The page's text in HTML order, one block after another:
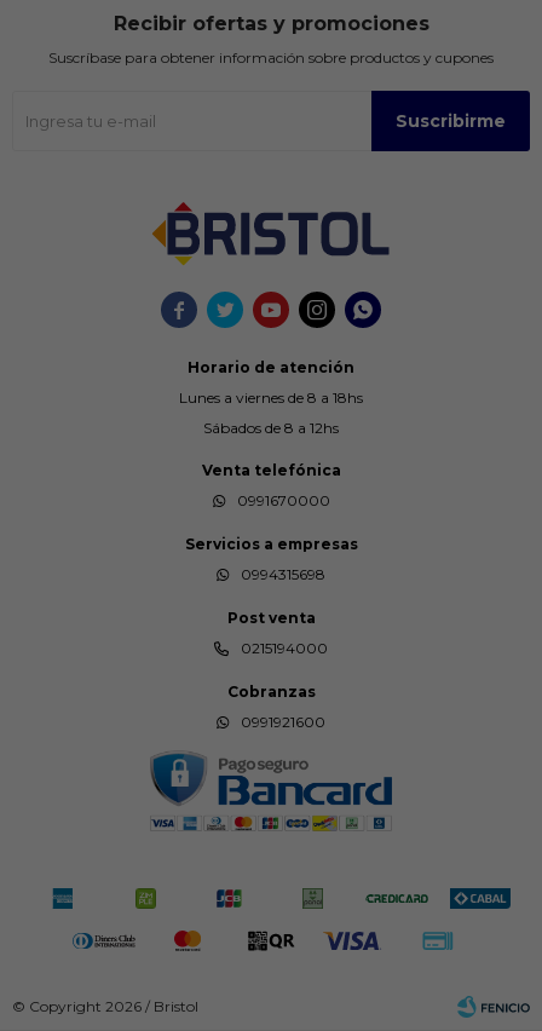
    
Horario de atención
Lunes a viernes de 8 a 18hs
Sábados de 8 a 12hs
Venta telefónica
0991670000
Servicios a empresas
0994315698
Post venta
0215194000
Cobranzas
0991921600
Recibir ofertas y promociones
Suscríbase para obtener información sobre productos y cupones
Suscribirme
© Copyright 2026 / Bristol